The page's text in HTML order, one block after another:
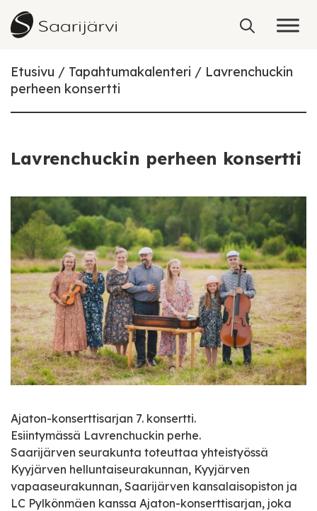
Skip to content
Etusivu Tapahtumakalenteri
Lavrenchuckin
perheen konsertti
Lavrenchuckin perheen konsertti
Ajaton-konserttisarjan 7. konsertti.
Esiintymässä Lavrenchuckin perhe.
Saarijärven seurakunta toteuttaa yhteistyössä
Kyyjärven helluntaiseurakunnan, Kyyjärven
vapaaseurakunnan, Saarijärven kansalaisopiston ja
LC Pylkönmäen kanssa Ajaton-konserttisarjan, joka